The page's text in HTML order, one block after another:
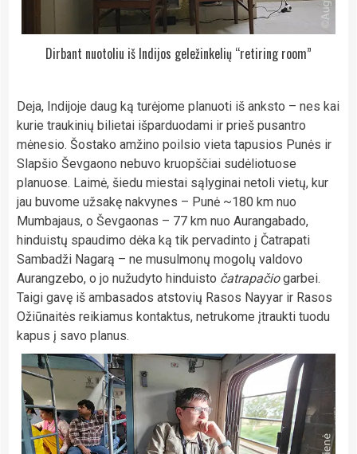
Dirbant nuotoliu iš Indijos geležinkelių “retiring room”
Deja, Indijoje daug ką turėjome planuoti iš anksto – nes kai
kurie traukinių bilietai išparduodami ir prieš pusantro
mėnesio. Šostako amžino poilsio vieta tapusios Punės ir
Slapšio Ševgaono nebuvo kruopščiai sudėliotuose
planuose. Laimė, šiedu miestai sąlyginai netoli vietų, kur
jau buvome užsakę nakvynes – Punė ~180 km nuo
Mumbajaus, o Ševgaonas – 77 km nuo Aurangabado,
hinduistų spaudimo dėka ką tik pervadinto į Čatrapati
Sambadži Nagarą – ne musulmonų mogolų valdovo
Aurangzebo, o jo nužudyto hinduisto čatrapačiogarbei.
Taigi gavę iš ambasados atstovių Rasos Nayyar ir Rasos
Ožiūnaitės reikiamus kontaktus, netrukome įtraukti tuodu
kapus į savo planus.